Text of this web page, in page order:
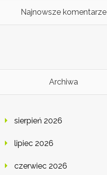
Najnowsze komentarze
Archiwa
sierpień 2026
lipiec 2026
czerwiec 2026